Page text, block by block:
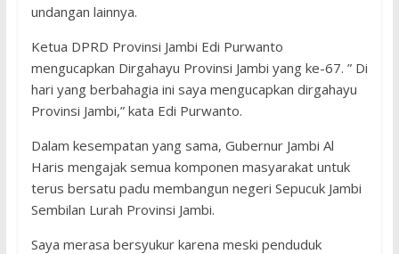
undangan lainnya.
Ketua DPRD Provinsi Jambi Edi Purwanto
mengucapkan Dirgahayu Provinsi Jambi yang ke-67. ” Di
hari yang berbahagia ini saya mengucapkan dirgahayu
Provinsi Jambi,” kata Edi Purwanto.
Dalam kesempatan yang sama, Gubernur Jambi Al
Haris mengajak semua komponen masyarakat untuk
terus bersatu padu membangun negeri Sepucuk Jambi
Sembilan Lurah Provinsi Jambi.
Saya merasa bersyukur karena meski penduduk